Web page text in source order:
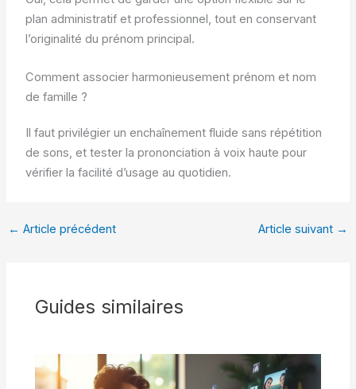
plan administratif et professionnel, tout en conservant
l’originalité du prénom principal.
Comment associer harmonieusement prénom et nom
de famille ?
Il faut privilégier un enchaînement fluide sans répétition
de sons, et tester la prononciation à voix haute pour
vérifier la facilité d’usage au quotidien.
← Article précédent Article suivant →
Guides similaires